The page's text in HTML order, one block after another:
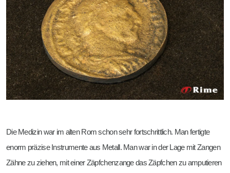
Die Medizin war im alten Rom schon sehr fortschrittlich. Man fertigte
enorm präzise Instrumente aus Metall. Man war in der Lage mit Zangen
Zähne zu ziehen, mit einer Zäpfchenzange das Zäpfchen zu amputieren